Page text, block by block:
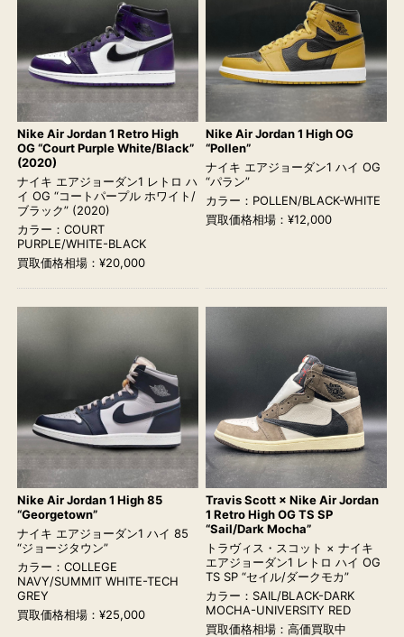
Nike Air Jordan 1 Retro High
OG “Court Purple White/Black”
(2020)
ナイキ エアジョーダン1 レトロ ハ
イ OG “コートパープル ホワイト/
ブラック” (2020)
カラー：COURT
PURPLE/WHITE-BLACK
買取価格相場：¥20,000
Nike Air Jordan 1 High OG
“Pollen”
ナイキ エアジョーダン1 ハイ OG
“パラン”
カラー：POLLEN/BLACK-WHITE
買取価格相場：¥12,000
Nike Air Jordan 1 High 85
“Georgetown”
ナイキ エアジョーダン1 ハイ 85
“ジョージタウン”
カラー：COLLEGE
NAVY/SUMMIT WHITE-TECH
GREY
買取価格相場：¥25,000
Travis Scott × Nike Air Jordan
1 Retro High OG TS SP
“Sail/Dark Mocha”
トラヴィス・スコット × ナイキ
エアジョーダン1 レトロ ハイ OG
TS SP “セイル/ダークモカ”
カラー：SAIL/BLACK-DARK
MOCHA-UNIVERSITY RED
買取価格相場：高価買取中